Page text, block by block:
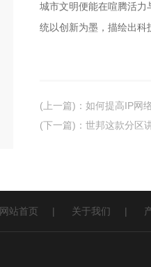
城市文明便能在喧腾活力
统以创新为墨，描绘出科
(上一篇) ： 如何提高IP网
(下一篇) ： 世邦这款分区
网站首页 | 关于我们 |